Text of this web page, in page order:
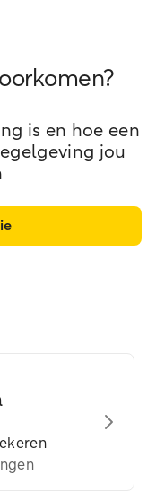
is en hoe een
jou